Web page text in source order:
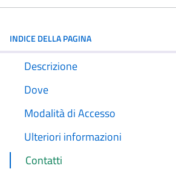
INDICE DELLA PAGINA
Descrizione
Dove
Modalità di Accesso
Ulteriori informazioni
Contatti